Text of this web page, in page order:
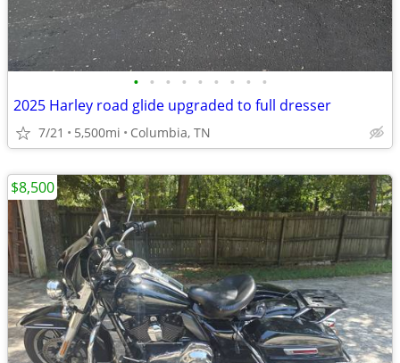
• • • • • • • • •
2025 Harley road glide upgraded to full dresser
7/21 5,500mi Columbia, TN
$8,500